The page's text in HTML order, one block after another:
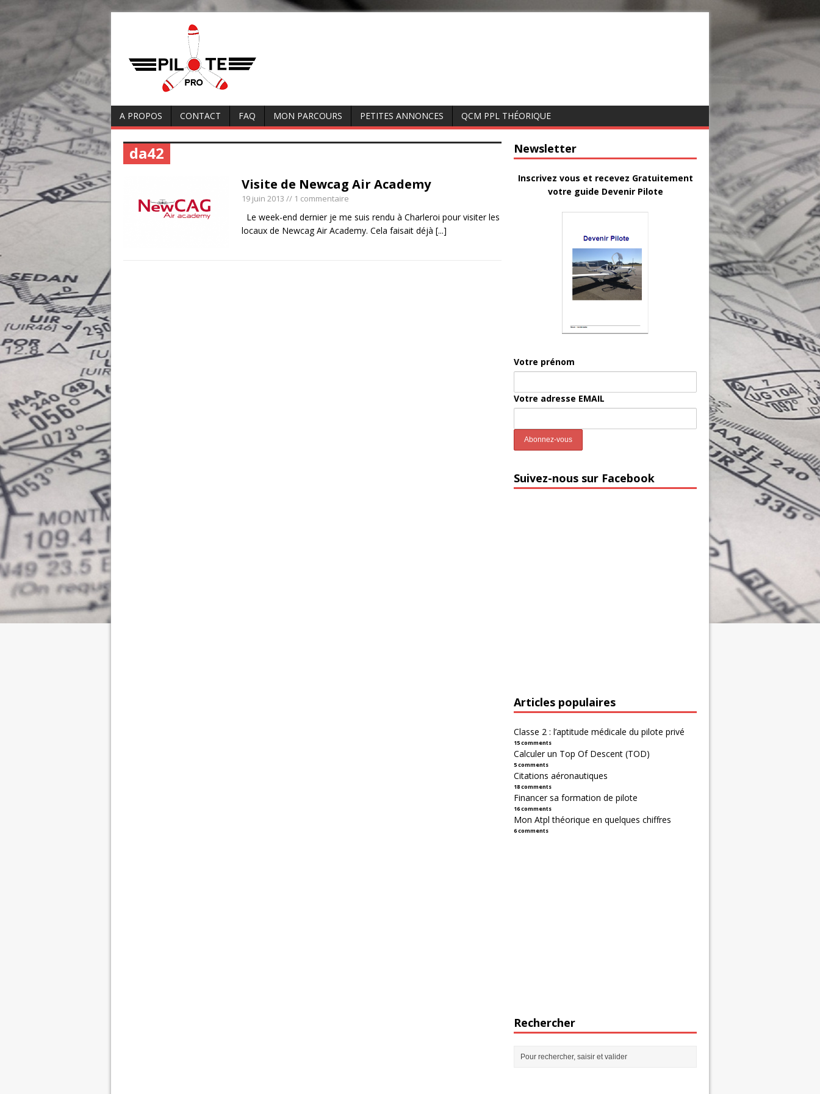
A PROPOS CONTACT FAQ MON PARCOURS PETITES ANNONCES QCM PPL THÉORIQUE
da42
Visite de Newcag Air Academy
19 juin 2013 // 1 commentaire
Le week-end dernier je me suis rendu à Charleroi pour visiter les
locaux de Newcag Air Academy. Cela faisait déjà [...]
Newsletter
Inscrivez vous et recevez Gratuitement
votre guide Devenir Pilote
Votre prénom
Votre adresse EMAIL
Suivez-nous sur Facebook
Articles populaires
Classe 2 : l’aptitude médicale du pilote privé
15 comments
Calculer un Top Of Descent (TOD)
5 comments
Citations aéronautiques
18 comments
Financer sa formation de pilote
16 comments
Mon Atpl théorique en quelques chiffres
6 comments
Rechercher